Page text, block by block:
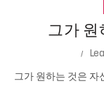
그가 원
그가 원하는 것은 자